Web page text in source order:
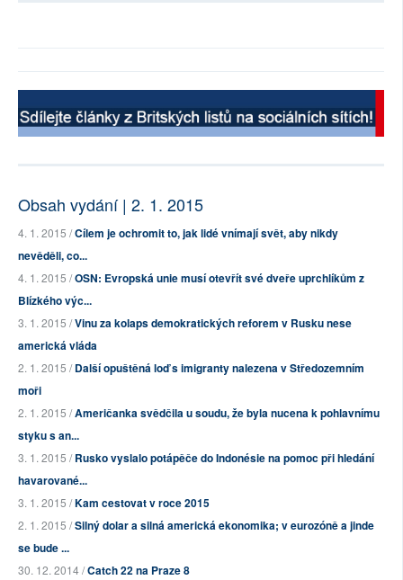
Obsah vydání | 2. 1. 2015
4. 1. 2015 /Cílem je ochromit to, jak lidé vnímají svět, aby nikdy
nevěděli, co...
4. 1. 2015 /OSN: Evropská unie musí otevřít své dveře uprchlíkům z
Blízkého výc...
3. 1. 2015 /Vinu za kolaps demokratických reforem v Rusku nese
americká vláda
2. 1. 2015 /Další opuštěná loď s imigranty nalezena v Středozemním
moři
2. 1. 2015 /Američanka svědčila u soudu, že byla nucena k pohlavnímu
styku s an...
3. 1. 2015 /Rusko vyslalo potápěče do Indonésie na pomoc při hledání
havarované...
3. 1. 2015 /Kam cestovat v roce 2015
2. 1. 2015 /Silný dolar a silná americká ekonomika; v eurozóně a jinde
se bude ...
30. 12. 2014 /Catch 22 na Praze 8